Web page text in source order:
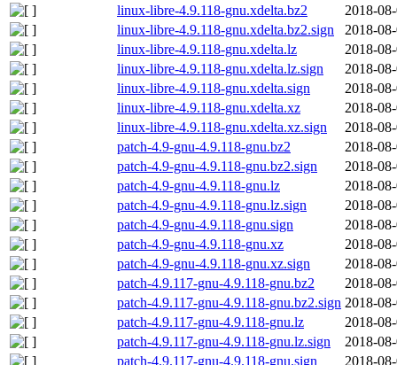
linux-libre-4.9.118-gnu.xdelta.bz2
2018-
linux-libre-4.9.118-gnu.xdelta.bz2.sign
2018-
linux-libre-4.9.118-gnu.xdelta.lz
2018-
linux-libre-4.9.118-gnu.xdelta.lz.sign
2018-
linux-libre-4.9.118-gnu.xdelta.sign
2018-
linux-libre-4.9.118-gnu.xdelta.xz
2018-
linux-libre-4.9.118-gnu.xdelta.xz.sign
2018-
patch-4.9-gnu-4.9.118-gnu.bz2
2018-
patch-4.9-gnu-4.9.118-gnu.bz2.sign
2018-
patch-4.9-gnu-4.9.118-gnu.lz
2018-
patch-4.9-gnu-4.9.118-gnu.lz.sign
2018-
patch-4.9-gnu-4.9.118-gnu.sign
2018-
patch-4.9-gnu-4.9.118-gnu.xz
2018-
patch-4.9-gnu-4.9.118-gnu.xz.sign
2018-
patch-4.9.117-gnu-4.9.118-gnu.bz2
2018-
patch-4.9.117-gnu-4.9.118-gnu.bz2.sign 2018-
patch-4.9.117-gnu-4.9.118-gnu.lz
2018-
patch-4.9.117-gnu-4.9.118-gnu.lz.sign
2018-
patch-4.9.117-gnu-4.9.118-gnu.sign
2018-